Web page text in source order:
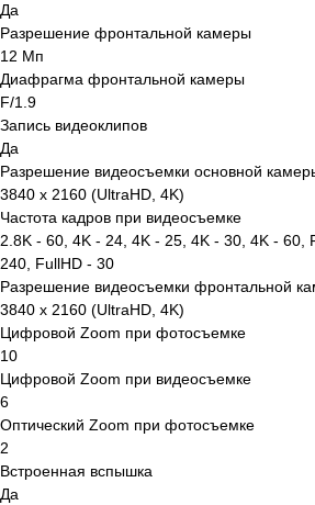
Да
Разрешение фронтальной камеры
12 Мп
Диафрагма фронтальной камеры
F/1.9
Запись видеоклипов
Да
Разрешение видеосъемки основной
3840 x 2160 (UltraHD, 4K)
Частота кадров при видеосъемке
2.8K - 60, 4K - 24, 4K - 25, 4K - 30, 4K - 60,
240, FullHD - 30
Разрешение видеосъемки фронтальной
3840 x 2160 (UltraHD, 4K)
Цифровой Zoom при фотосъемке
10
Цифровой Zoom при видеосъемке
6
Оптический Zoom при фотосъемке
2
Встроенная вспышка
Да